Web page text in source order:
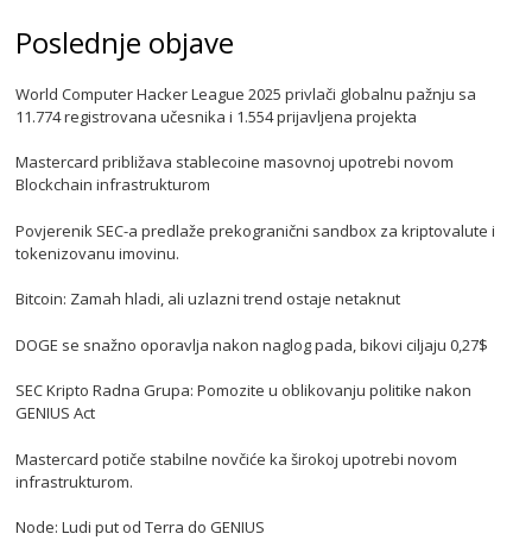
Poslednje objave
World Computer Hacker League 2025 privlači globalnu pažnju sa
11.774 registrovana učesnika i 1.554 prijavljena projekta
Mastercard približava stablecoine masovnoj upotrebi novom
Blockchain infrastrukturom
Povjerenik SEC-a predlaže prekogranični sandbox za kriptovalute i
tokenizovanu imovinu.
Bitcoin: Zamah hladi, ali uzlazni trend ostaje netaknut
DOGE se snažno oporavlja nakon naglog pada, bikovi ciljaju 0,27$
SEC Kripto Radna Grupa: Pomozite u oblikovanju politike nakon
GENIUS Act
Mastercard potiče stabilne novčiće ka širokoj upotrebi novom
infrastrukturom.
Node: Ludi put od Terra do GENIUS